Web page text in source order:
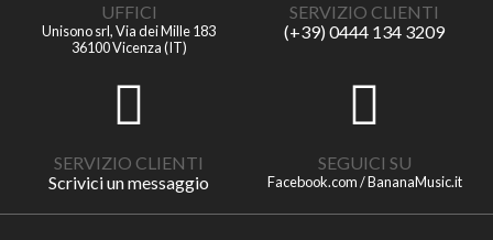
UFFICI
Unisono srl, Via dei Mille 183
36100 Vicenza (IT)
SERVIZIO CLIENTI
(+39) 0444 134 3209
SERVIZIO CLIENTI
Scrivici un messaggio
SEGUICI SU
Facebook.com / BananaMusic.it